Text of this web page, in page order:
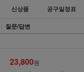
신상품
공구일정표
| 질문/답변
23,800원